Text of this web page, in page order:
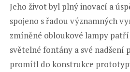
Jeho život byl plný inovací a
spojeno s řadou významných
zmíněné obloukové lampy
světelné fontány a své nadšení
promítl do konstrukce